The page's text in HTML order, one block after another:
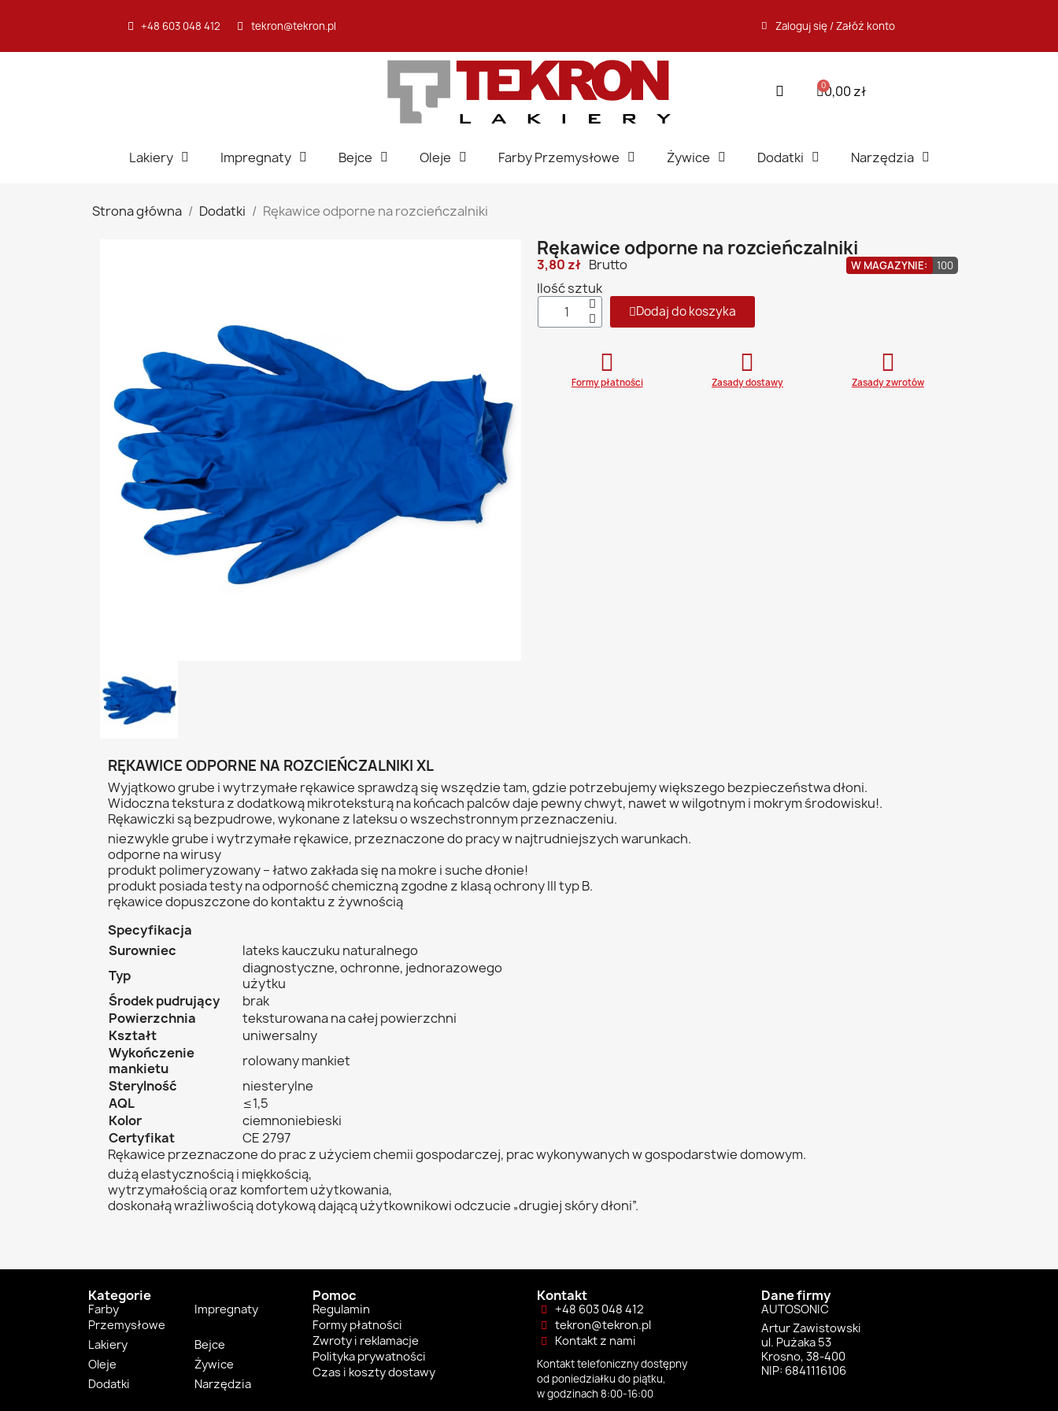
+48 603 048 412 tekron@tekron.pl Zaloguj się / Załóż konto
0,00 zł
Lakiery Impregnaty Bejce Oleje Farby Przemysłowe Żywice Dodatki Narzędzia
Strona główna Dodatki Rękawice odporne na rozcieńczalniki
Rękawice odporne na rozcieńczalniki
3,80 zł Brutto W MAGAZYNIE: 100
Ilość sztuk
Dodaj do koszyka
Formy płatności Zasady dostawy Zasady zwrotów
RĘKAWICE ODPORNE NA ROZCIEŃCZALNIKI XL
Wyjątkowo grube i wytrzymałe rękawice sprawdzą się wszędzie tam, gdzie potrzebujemy większego bezpieczeństwa dłoni.
Widoczna tekstura z dodatkową mikroteksturą na końcach palców daje pewny chwyt, nawet w wilgotnym i mokrym środowisku!.
Rękawiczki są bezpudrowe, wykonane z lateksu o wszechstronnym przeznaczeniu.
niezwykle grube i wytrzymałe rękawice, przeznaczone do pracy w najtrudniejszych warunkach.
odporne na wirusy
produkt polimeryzowany – łatwo zakłada się na mokre i suche dłonie!
produkt posiada testy na odporność chemiczną zgodne z klasą ochrony III typ B.
rękawice dopuszczone do kontaktu z żywnością
Specyfikacja
Surowniec
lateks kauczuku naturalnego
Typ
diagnostyczne, ochronne, jednorazowego
użytku
Środek pudrujący
brak
Powierzchnia
teksturowana na całej powierzchni
Kształt
uniwersalny
Wykończenie
mankietu
rolowany mankiet
Sterylność
niesterylne
AQL
≤1,5
Kolor
ciemnoniebieski
Certyfikat
CE 2797
Rękawice przeznaczone do prac z użyciem chemii gospodarczej, prac wykonywanych w gospodarstwie domowym.
dużą elastycznością i miękkością,
wytrzymałością oraz komfortem użytkowania,
doskonałą wrażliwością dotykową dającą użytkownikowi odczucie „drugiej skóry dłoni”.
Kategorie
Farby
Przemysłowe
Impregnaty
Lakiery
Bejce
Oleje
Żywice
Dodatki
Narzędzia
Pomoc
Regulamin
Formy płatności
Zwroty i reklamacje
Polityka prywatności
Czas i koszty dostawy
Kontakt
+48 603 048 412
tekron@tekron.pl
Kontakt z nami
Kontakt telefoniczny dostępny
od poniedziałku do piątku,
w godzinach 8:00-16:00
Dane firmy
AUTOSONIC
Artur Zawistowski
ul. Pużaka 53
Krosno, 38-400
NIP: 6841116106